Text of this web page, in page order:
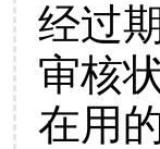
经过
审核
在用